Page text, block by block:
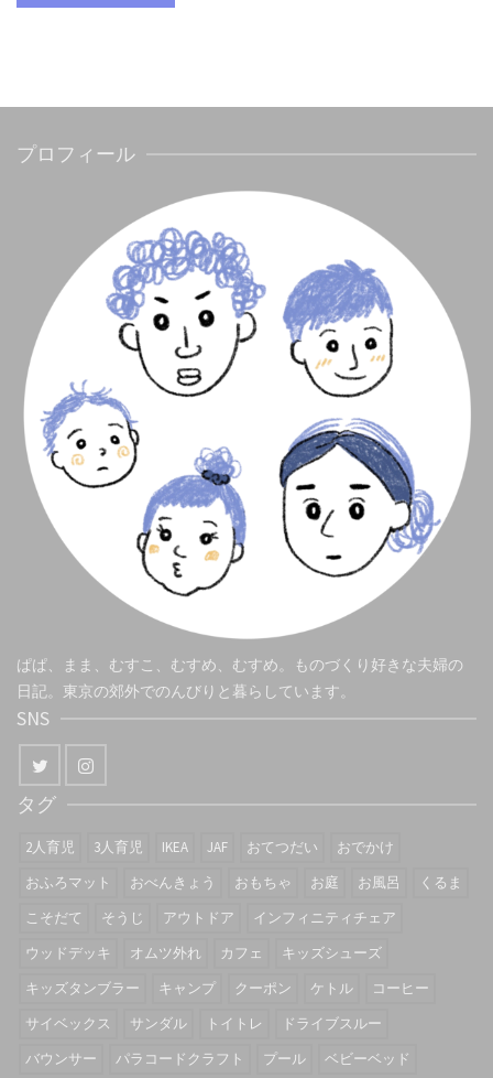
プロフィール
ぱぱ、まま、むすこ、むすめ、むすめ。ものづくり好きな夫婦の
日記。東京の郊外でのんびりと暮らしています。
SNS
タグ
2人育児 3人育児 IKEA JAF おてつだい
おでかけ
おふろマット
おべんきょう おもちゃ お庭 お風呂
くるま
こそだて
そうじ アウトドア
インフィニティチェア
ウッドデッキ
オムツ外れ カフェ
キッズシューズ
キッズタンブラー
キャンプ クーポン ケトル
コーヒー
サイベックス
サンダル トイトレ
ドライブスルー
バウンサー
パラコードクラフト プール ベビーベッド